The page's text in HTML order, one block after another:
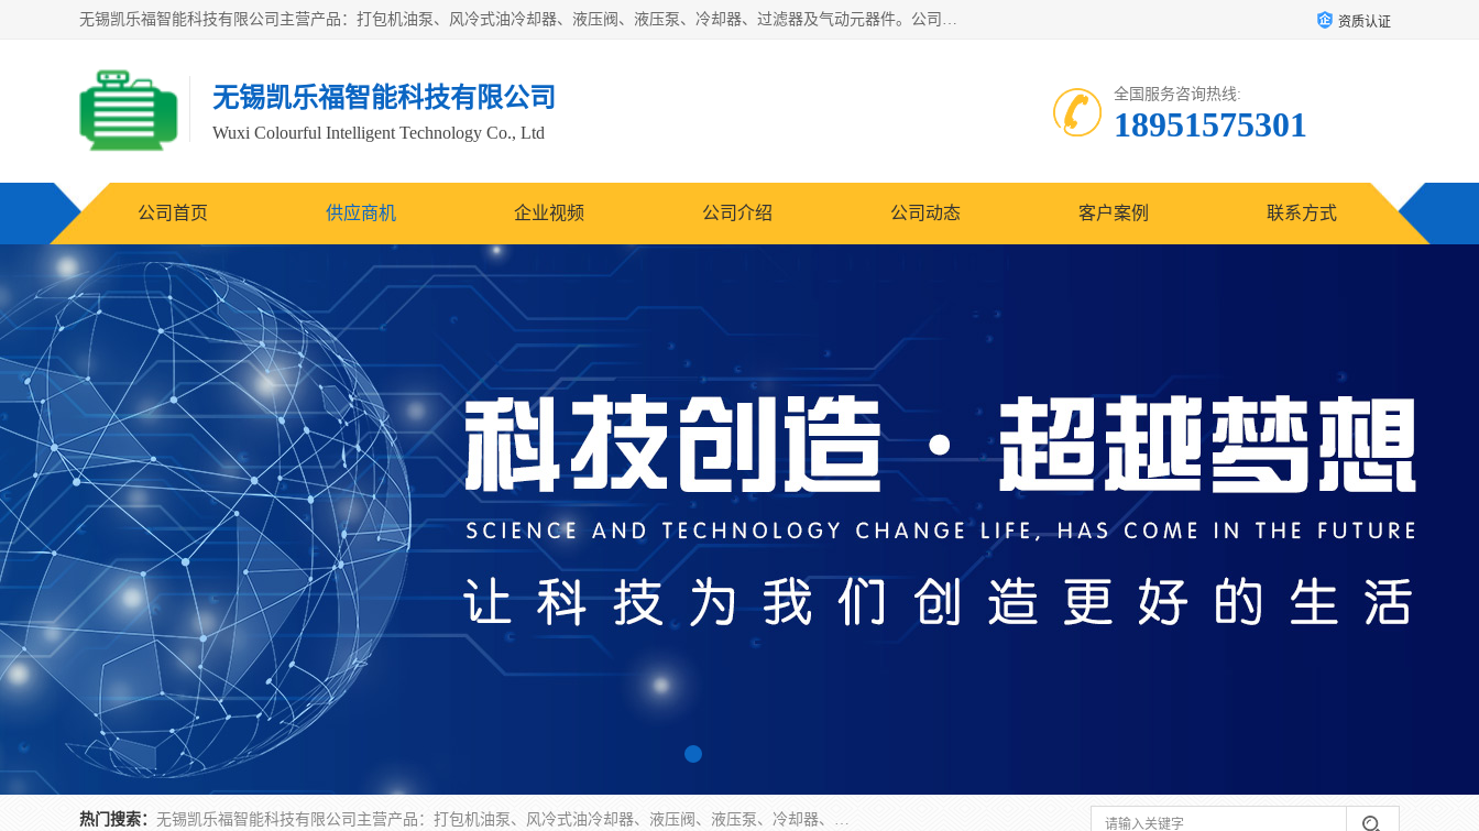
无锡凯乐福智能科技有限公司主营产品：打包机油泵、风冷式油冷却器、液压阀、液压泵、冷却器、过滤器及气动元器件。公司主导生产齿轮泵、齿轮马达、液压阀等产品。共计100多个系列、3000余种规格。覆盖了液压系统的动力元件、控制元件和执行元件，具备较强的成套供货、服务能力。 资质认证
无锡凯乐福智能科技有限公司
Wuxi Colourful Intelligent Technology Co., Ltd
全国服务咨询热线:
18951575301
公司首页 供应商机 企业视频 公司介绍 公司动态 客户案例 联系方式
热门搜索： 无锡凯乐福智能科技有限公司主营产品：打包机油泵、风冷式油冷却器、液压阀、液压泵、冷却器、过滤器及气动元器件。公司主导生产齿轮泵、齿轮马达、液压阀等产品。共计100多个系列、3000余种规格。覆盖了液压系统的动力元件、控制元件和执行元件，具备较强的成套供货、服务能力。